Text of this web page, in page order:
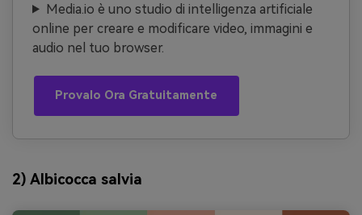
Media.io è uno studio di intelligenza artificiale
online per creare e modificare video, immagini e
audio nel tuo browser.
Provalo Ora Gratuitamente
2) Albicocca salvia